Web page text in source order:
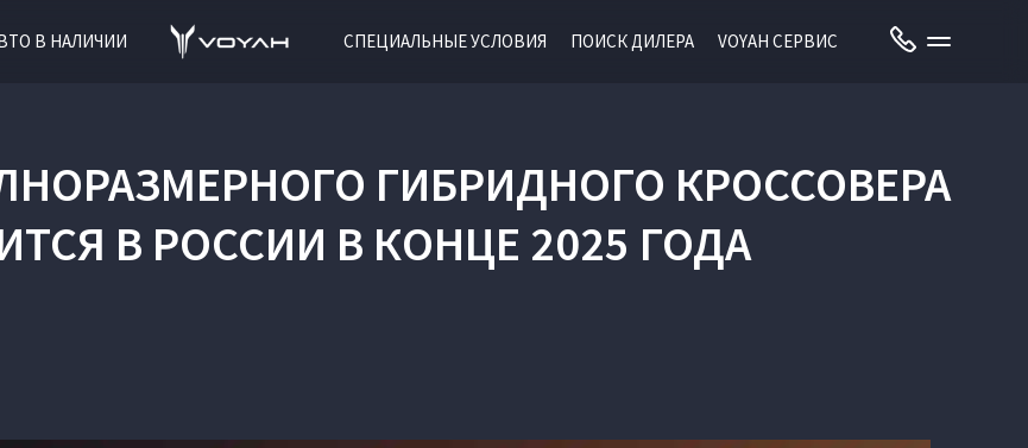
В НАЛИЧИИ СПЕЦИАЛЬНЫЕ УСЛОВИЯ ПОИСК ДИЛЕРА VOYAH СЕРВИС
ГИБРИДНОГО КРОССОВЕРА
В РОССИИ В КОНЦЕ 2025 ГОДА